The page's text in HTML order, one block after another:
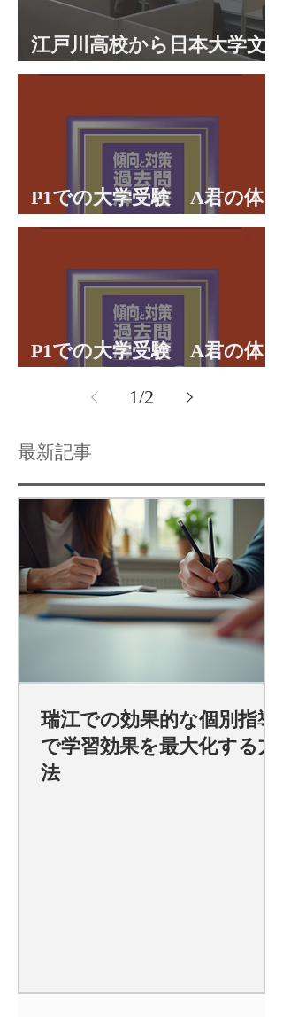
江戸川高校から日本大学文
理学部に合格 合格体験談
P1での大学受験 A君の体
験談パート２
P1での大学受験 A君の体
1/2
最新記事
瑞江での効果的な個別指導
で学習効果を最大化する方
法